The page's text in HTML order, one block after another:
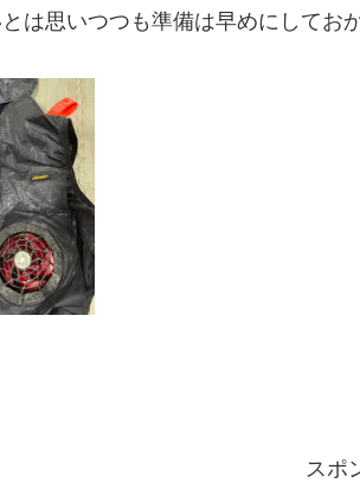
は思いつつも準備は早めにしてお
スポ